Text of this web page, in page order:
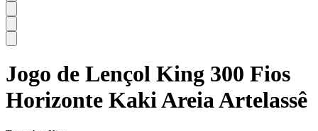
Jogo de Lençol King 300 Fios
Horizonte Kaki Areia Artelassê